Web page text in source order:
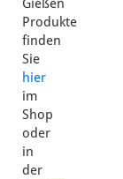
Gießen
Produkte
finden
Sie
hier
im
Shop
oder
in
der